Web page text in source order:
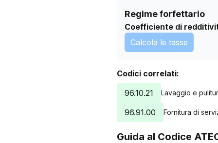
Regime forfettario
Coefficiente di
Calcola le tasse
Codici correlati:
96.10.21
Lavaggio e
96.91.00 Fornitura di
Guida al Codice